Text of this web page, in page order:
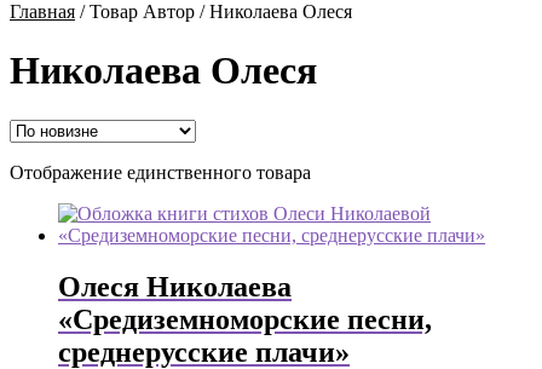
Главная /Товар Автор /Николаева Олеся
Николаева Олеся
Отображение единственного товара
Олеся Николаева
«Средиземноморские песни,
среднерусские плачи»